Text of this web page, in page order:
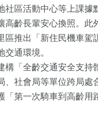
區活動中心等上課據
齡長輩安心換照。此
區推出「新住民機車駕
通環境。
「全齡交通安全支持
、社會局等單位跨局處
第一次騎車到高齡用